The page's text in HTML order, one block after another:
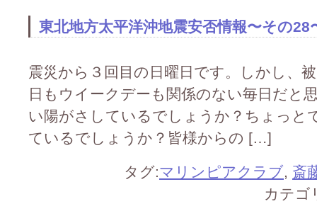
東北地方太平洋沖地震安否情報〜その28
震災から３回目の日曜日です。しかし、
日もウイークデーも関係のない毎日だと
い陽がさしているでしょうか？ちょっと
ているでしょうか？皆様からの […]
タグ:マリンピアクラブ, 斎
カテゴ